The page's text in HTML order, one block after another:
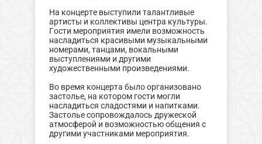
На концерте выступили талантливые
артисты и коллективы центра культуры.
Гости мероприятия имели возможность
насладиться красивыми музыкальными
номерами, танцами, вокальными
выступлениями и другими
художественными произведениями.
Во время концерта было организовано
застолье, на котором гости могли
насладиться сладостями и напитками.
Застолье сопровождалось дружеской
атмосферой и возможностью общения с
другими участниками мероприятия.